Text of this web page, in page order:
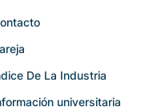
De La Industria
universitaria